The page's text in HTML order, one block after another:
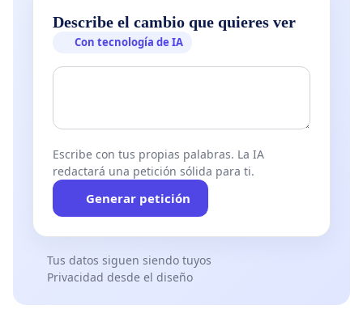
Describe el cambio que quieres ver
Con tecnología de IA
Escribe con tus propias palabras. La IA
redactará una petición sólida para ti.
Generar petición
Tus datos siguen siendo tuyos
Privacidad desde el diseño